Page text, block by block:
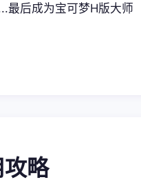
最后成为宝可梦H版大师
攻略